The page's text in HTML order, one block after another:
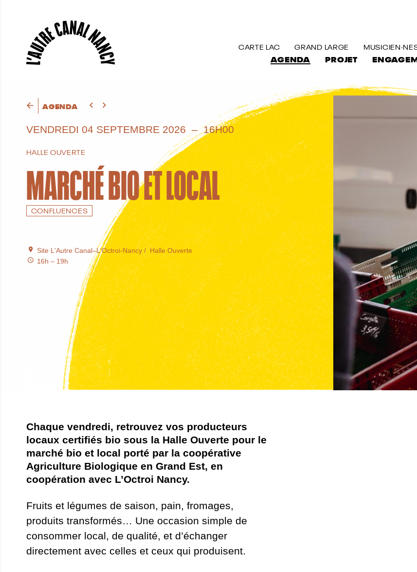
CARTE LAC GRAND LARGE
AGENDA PROJET
AGENDA
VENDREDI 04 SEPTEMBRE 2026 16H00
HALLE OUVERTE
MARCHÉ BIO ET LOCAL
CONFLUENCES
Site L'Autre Canal–L'Octroi-Nancy
Halle Ouverte
16h – 19h
Chaque vendredi, retrouvez vos producteurs
locaux certifiés bio sous la Halle Ouverte pour le
marché bio et local porté par la coopérative
Agriculture Biologique en Grand Est, en
coopération avec L’Octroi Nancy.
Fruits et légumes de saison, pain, fromages,
produits transformés… Une occasion simple de
consommer local, de qualité, et d’échanger
directement avec celles et ceux qui produisent.